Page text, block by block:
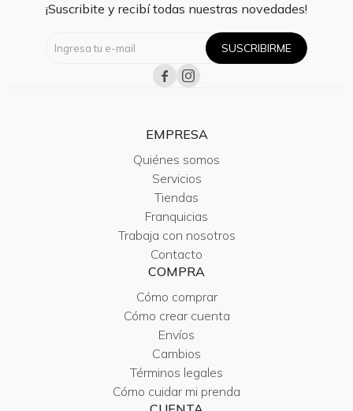
¡Suscribite y recibí todas nuestras novedades!
SUSCRIBIRME
 
EMPRESA
Quiénes somos
Servicios
Tiendas
Franquicias
Trabaja con nosotros
Contacto
COMPRA
Cómo comprar
Cómo crear cuenta
Envíos
Cambios
Términos legales
Cómo cuidar mi prenda